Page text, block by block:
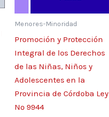
Menores-Minoridad
Promoción y Protección
Integral de los Derechos
de las Niñas, Niños y
Adolescentes en la
Provincia de Córdoba Ley
Nº 9944